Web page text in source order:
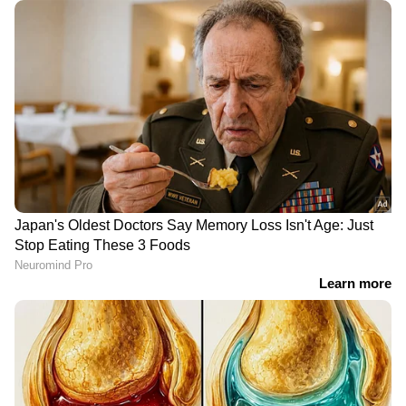
RECOMMENDED STORIES
കൊലപാതകമെന്ന്
കുടുംബത്തിന്റെ
ആരോപണം
'ക്ഷേമപെൻഷൻ വിതരണം
പദ്ധതി
അവസാനിപ്പിക്കാനുള്ള
യുഡിഎഫ് അജണ്ടയുടെ
ആദ്യപടി': വിമര്‍ശിച്ച്
പ്രതിപക്ഷ നേതാവ്